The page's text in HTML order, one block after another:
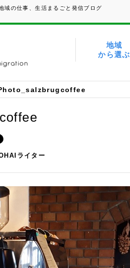
域の仕事、生活まるごと発信ブログ
地域
から選ぶ
ライター